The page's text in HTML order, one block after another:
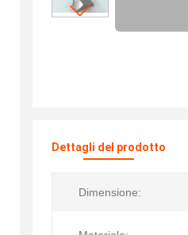
Dettagli del prodotto
Dimensione: